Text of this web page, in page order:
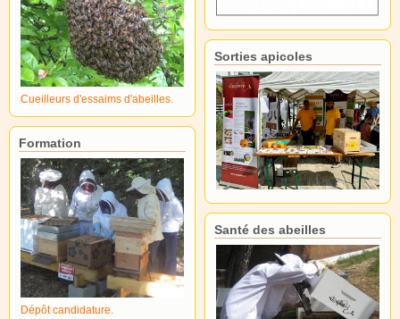
Cueilleurs d'essaims d'abeilles.
Formation
Dépôt candidature.
Sorties apicoles
Santé des abeilles